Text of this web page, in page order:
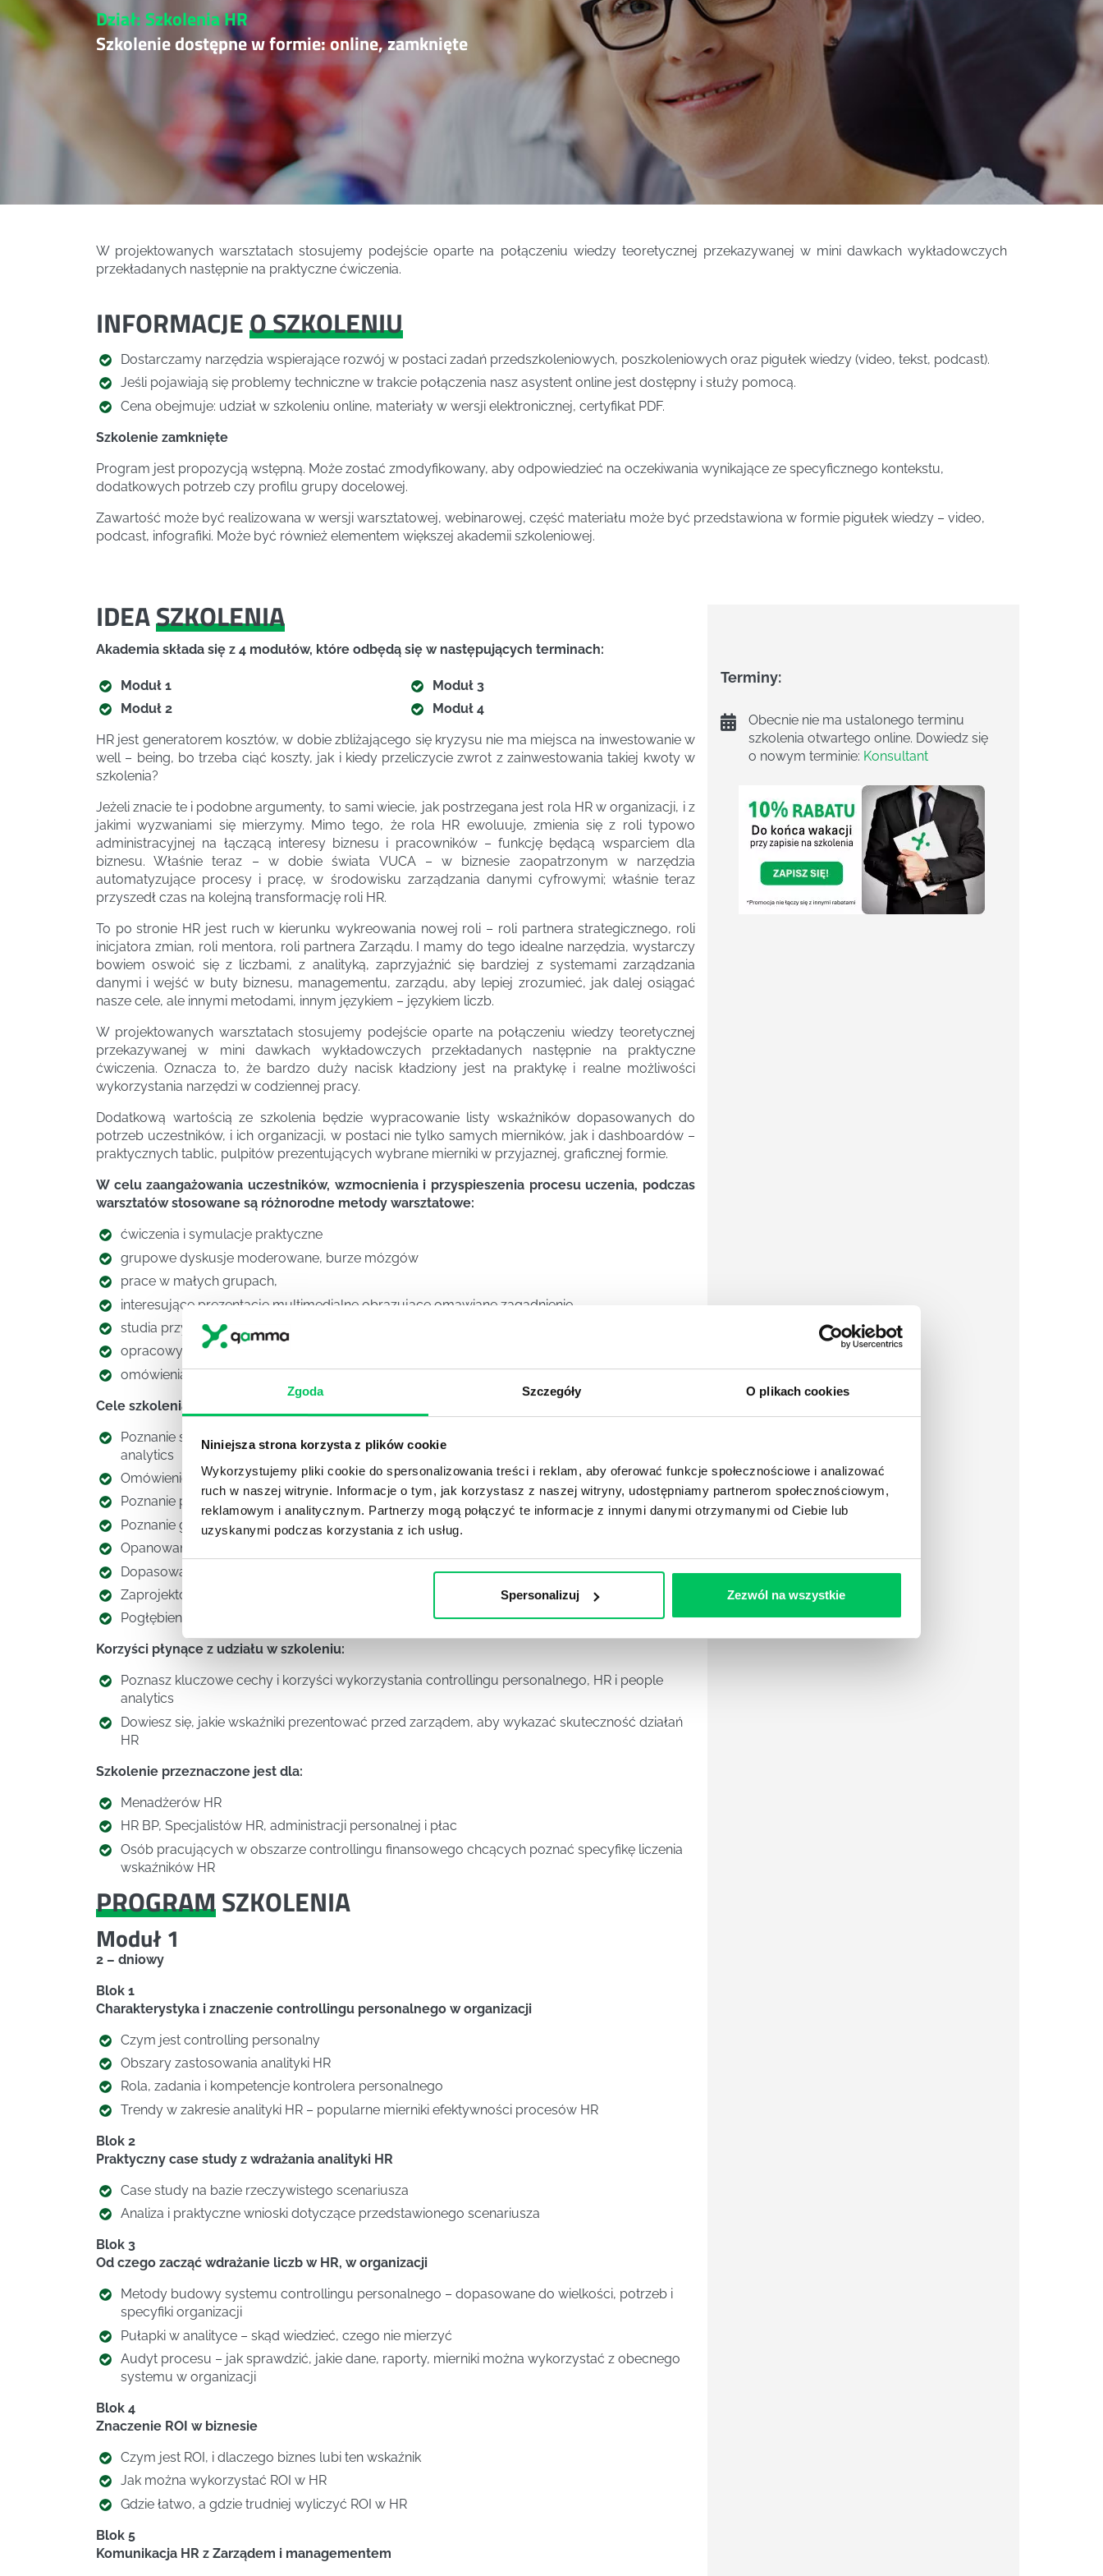
Zgoda Szczegóły O plikach cookies
Niniejsza strona korzysta z plików cookie
Wykorzystujemy pliki cookie do spersonalizowania treści i reklam, aby oferować funkcje społecznościowe i analizować
ruch w naszej witrynie. Informacje o tym, jak korzystasz z naszej witryny, udostępniamy partnerom społecznościowym,
reklamowym i analitycznym. Partnerzy mogą połączyć te informacje z innymi danymi otrzymanymi od Ciebie lub
uzyskanymi podczas korzystania z ich usług.
Spersonalizuj Zezwól na wszystkie
Dział: Szkolenia HR
Szkolenie dostępne w formie: online, zamknięte
W projektowanych warsztatach stosujemy podejście oparte na połączeniu wiedzy teoretycznej przekazywanej w mini dawkach wykładowczych
przekładanych następnie na praktyczne ćwiczenia.
INFORMACJEO SZKOLENIU
Dostarczamy narzędzia wspierające rozwój w postaci zadań przedszkoleniowych, poszkoleniowych oraz pigułek wiedzy (video, tekst, podcast).
Jeśli pojawiają się problemy techniczne w trakcie połączenia nasz asystent online jest dostępny i służy pomocą.
Cena obejmuje: udział w szkoleniu online, materiały w wersji elektronicznej, certyfikat PDF.
Szkolenie zamknięte
Program jest propozycją wstępną. Może zostać zmodyfikowany, aby odpowiedzieć na oczekiwania wynikające ze specyficznego kontekstu,
dodatkowych potrzeb czy profilu grupy docelowej.
Zawartość może być realizowana w wersji warsztatowej, webinarowej, część materiału może być przedstawiona w formie pigułek wiedzy – video,
podcast, infografiki. Może być również elementem większej akademii szkoleniowej.
IDEASZKOLENIA
Akademia składa się z 4 modułów, które odbędą się w następujących terminach:
Moduł 1
Moduł 2
Moduł 3
Moduł 4
HR jest generatorem kosztów, w dobie zbliżającego się kryzysu nie ma miejsca na inwestowanie w
well – being, bo trzeba ciąć koszty, jak i kiedy przeliczycie zwrot z zainwestowania takiej kwoty w
szkolenia?
Jeżeli znacie te i podobne argumenty, to sami wiecie, jak postrzegana jest rola HR w organizacji, i z
jakimi wyzwaniami się mierzymy. Mimo tego, że rola HR ewoluuje, zmienia się z roli typowo
administracyjnej na łączącą interesy biznesu i pracowników – funkcję będącą wsparciem dla
biznesu. Właśnie teraz – w dobie świata VUCA – w biznesie zaopatrzonym w narzędzia
automatyzujące procesy i pracę, w środowisku zarządzania danymi cyfrowymi; właśnie teraz
przyszedł czas na kolejną transformację roli HR.
To po stronie HR jest ruch w kierunku wykreowania nowej roli – roli partnera strategicznego, roli
inicjatora zmian, roli mentora, roli partnera Zarządu. I mamy do tego idealne narzędzia, wystarczy
bowiem oswoić się z liczbami, z analityką, zaprzyjaźnić się bardziej z systemami zarządzania
danymi i wejść w buty biznesu, managementu, zarządu, aby lepiej zrozumieć, jak dalej osiągać
nasze cele, ale innymi metodami, innym językiem – językiem liczb.
W projektowanych warsztatach stosujemy podejście oparte na połączeniu wiedzy teoretycznej
przekazywanej w mini dawkach wykładowczych przekładanych następnie na praktyczne
ćwiczenia. Oznacza to, że bardzo duży nacisk kładziony jest na praktykę i realne możliwości
wykorzystania narzędzi w codziennej pracy.
Dodatkową wartością ze szkolenia będzie wypracowanie listy wskaźników dopasowanych do
potrzeb uczestników, i ich organizacji, w postaci nie tylko samych mierników, jak i dashboardów –
praktycznych tablic, pulpitów prezentujących wybrane mierniki w przyjaznej, graficznej formie.
W celu zaangażowania uczestników, wzmocnienia i przyspieszenia procesu uczenia, podczas
warsztatów stosowane są różnorodne metody warsztatowe:
ćwiczenia i symulacje praktyczne
grupowe dyskusje moderowane, burze mózgów
prace w małych grupach,
interesujące prezentacje multimedialne obrazujące omawiane zagadnienie
studia przypadków (z praktyki biznesowej), mini wykłady, feedback trenera
opracowywanie praktycznych wizualizacji dopasowanych do potrzeb uczestników
omówienia trenerskie i wyciąganie praktycznych wniosków.
Cele szkolenia:
Poznanie specyfiki zagadnień z zakresu controllingu personalnego, HR analytics, people
analytics
Omówienie korzyści wynikających z wdrożenia HR analytics w organizacji
Poznanie praktyki stosowania liczb w HR
Poznanie głównych wskaźników – strategicznych i operacyjnych
Opanowanie metod liczenia i interpretacji wskaźników
Dopasowanie wskaźników do potrzeb organizacji
Zaprojektowanie własnych wskaźników
Pogłębienie umiejętności prezentowania obszaru HR przed zarządem i managementem
Korzyści płynące z udziału w szkoleniu:
Poznasz kluczowe cechy i korzyści wykorzystania controllingu personalnego, HR i people
analytics
Dowiesz się, jakie wskaźniki prezentować przed zarządem, aby wykazać skuteczność działań
HR
Szkolenie przeznaczone jest dla:
Menadżerów HR
HR BP, Specjalistów HR, administracji personalnej i płac
Osób pracujących w obszarze controllingu finansowego chcących poznać specyfikę liczenia
wskaźników HR
PROGRAMSZKOLENIA
Moduł 1
2 – dniowy
Blok 1
Charakterystyka i znaczenie controllingu personalnego w organizacji
Czym jest controlling personalny
Obszary zastosowania analityki HR
Rola, zadania i kompetencje kontrolera personalnego
Trendy w zakresie analityki HR – popularne mierniki efektywności procesów HR
Blok 2
Praktyczny case study z wdrażania analityki HR
Case study na bazie rzeczywistego scenariusza
Analiza i praktyczne wnioski dotyczące przedstawionego scenariusza
Blok 3
Od czego zacząć wdrażanie liczb w HR, w organizacji
Metody budowy systemu controllingu personalnego – dopasowane do wielkości, potrzeb i
specyfiki organizacji
Pułapki w analityce – skąd wiedzieć, czego nie mierzyć
Audyt procesu – jak sprawdzić, jakie dane, raporty, mierniki można wykorzystać z obecnego
systemu w organizacji
Blok 4
Znaczenie ROI w biznesie
Czym jest ROI, i dlaczego biznes lubi ten wskaźnik
Jak można wykorzystać ROI w HR
Gdzie łatwo, a gdzie trudniej wyliczyć ROI w HR
Blok 5
Komunikacja HR z Zarządem i managementem
Terminy:
Obecnie nie ma ustalonego terminu
szkolenia otwartego online. Dowiedz się
o nowym terminie: Konsultant